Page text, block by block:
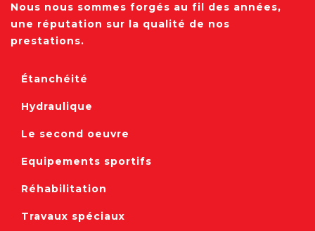
Nous nous sommes forgés au fil des années,
une réputation sur la qualité de nos
prestations.
Étanchéité
Hydraulique
Le second oeuvre
Equipements sportifs
Réhabilitation
Travaux spéciaux